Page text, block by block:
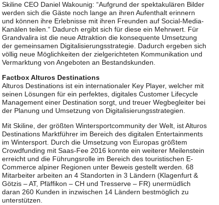
Skiline CEO Daniel Wakounig: “Aufgrund der spektakulären Bilder
werden sich die Gäste noch lange an ihren Aufenthalt erinnern
und können ihre Erlebnisse mit ihren Freunden auf Social-Media-
Kanälen teilen.“ Dadurch ergibt sich für diese ein Mehrwert. Für
Grandvalira ist die neue Attraktion die konsequente Umsetzung
der gemeinsamen Digitalisierungsstrategie. Dadurch ergeben sich
völlig neue Möglichkeiten der zielgerichteten Kommunikation und
Vermarktung von Angeboten an Bestandskunden.
Factbox Alturos Destinations
Alturos Destinations ist ein internationaler Key Player, welcher mit
seinen Lösungen für ein perfektes, digitales Customer Lifecycle
Management einer Destination sorgt, und treuer Wegbegleiter bei
der Planung und Umsetzung von Digitalisierungsstrategien.
Mit Skiline, der größten Wintersportcommunity der Welt, ist Alturos
Destinations Marktführer im Bereich des digitalen Entertainments
im Wintersport. Durch die Umsetzung von Europas größtem
Crowdfunding mit Saas-Fee 2016 konnte ein weiterer Meilenstein
erreicht und die Führungsrolle im Bereich des touristischen E-
Commerce alpiner Regionen unter Beweis gestellt werden. 68
Mitarbeiter arbeiten an 4 Standorten in 3 Ländern (Klagenfurt &
Götzis – AT, Pfäffikon – CH und Tresserve – FR) unermüdlich
daran 260 Kunden in inzwischen 14 Ländern bestmöglich zu
unterstützen.